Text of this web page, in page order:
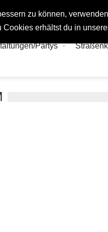
zu können,
erhältst du in
Partys